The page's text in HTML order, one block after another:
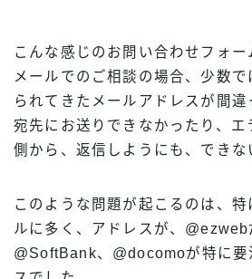
こんな感じのお問い合わせフォー
メールでのご相談の場合、少数
られてきたメールアドレスが間違
宛先にお送りできなかったり、エ
側から、返信しようにも、できな
このような問題が起こるのは、特
ルに多く、アドレスが、@ezweb
@SoftBank、@docomoが特に要